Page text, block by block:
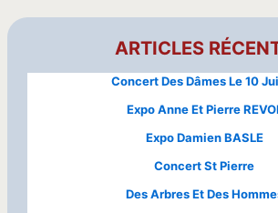
ARTICLES
Concert Des Dâmes Le 10
Expo Anne Et Pierre
Expo Damien BASLE
Concert St Pierre
Des Arbres Et Des